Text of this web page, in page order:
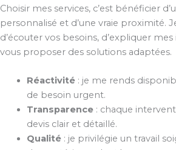
Choisir mes services, c’est bénéficier
personnalisé et d’une vraie proximité.
d’écouter vos besoins, d’expliquer
vous proposer des solutions adaptées.
Réactivité: je me rends
de besoin urgent.
Transparence: chaque
devis clair et détaillé.
Qualité: je privilégie un travail